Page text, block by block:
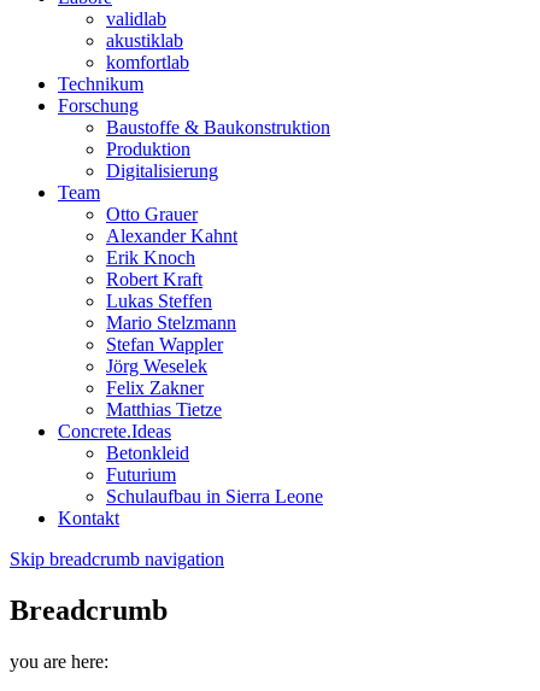
validlab
akustiklab
komfortlab
Technikum
Forschung
Baustoffe & Baukonstruktion
Produktion
Digitalisierung
Team
Otto Grauer
Alexander Kahnt
Erik Knoch
Robert Kraft
Lukas Steffen
Mario Stelzmann
Stefan Wappler
Jörg Weselek
Felix Zakner
Matthias Tietze
Concrete.Ideas
Betonkleid
Futurium
Schulaufbau in Sierra Leone
Kontakt
Skip breadcrumb navigation
Breadcrumb
you are here: